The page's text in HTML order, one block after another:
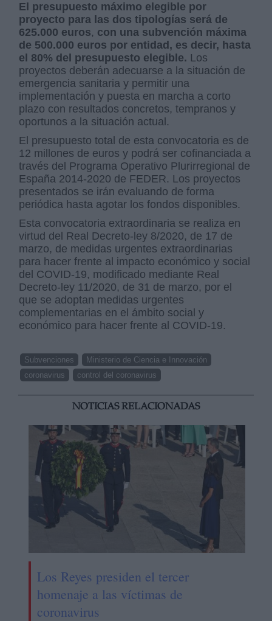
El presupuesto máximo elegible por
proyecto para las dos tipologías será de
625.000 euros, con una subvención máxima
de 500.000 euros por entidad, es decir, hasta
el 80% del presupuesto elegible. Los
proyectos deberán adecuarse a la situación de
emergencia sanitaria y permitir una
implementación y puesta en marcha a corto
plazo con resultados concretos, tempranos y
oportunos a la situación actual.
El presupuesto total de esta convocatoria es de
12 millones de euros y podrá ser cofinanciada a
través del Programa Operativo Plurirregional de
España 2014-2020 de FEDER. Los proyectos
presentados se irán evaluando de forma
periódica hasta agotar los fondos disponibles.
Esta convocatoria extraordinaria se realiza en
virtud del Real Decreto-ley 8/2020, de 17 de
marzo, de medidas urgentes extraordinarias
para hacer frente al impacto económico y social
del COVID-19, modificado mediante Real
Decreto-ley 11/2020, de 31 de marzo, por el
que se adoptan medidas urgentes
complementarias en el ámbito social y
económico para hacer frente al COVID-19.
Subvenciones
Ministerio de Ciencia e Innovación
coronavirus
control del coronavirus
NOTICIAS RELACIONADAS
Los Reyes presiden el tercer
homenaje a las víctimas de
coronavirus